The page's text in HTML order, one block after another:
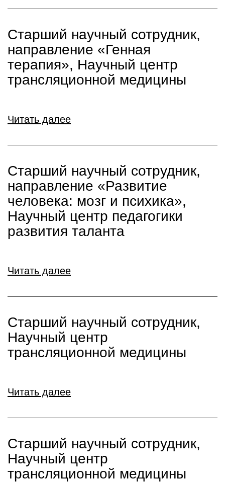
Старший научный сотрудник,
направление «Генная
терапия», Научный центр
трансляционной медицины
Читать далее
Старший научный сотрудник,
направление «Развитие
человека: мозг и психика»,
Научный центр педагогики
развития таланта
Читать далее
Старший научный сотрудник,
Научный центр
трансляционной медицины
Читать далее
Старший научный сотрудник,
Научный центр
трансляционной медицины